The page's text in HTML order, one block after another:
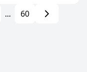
... 60